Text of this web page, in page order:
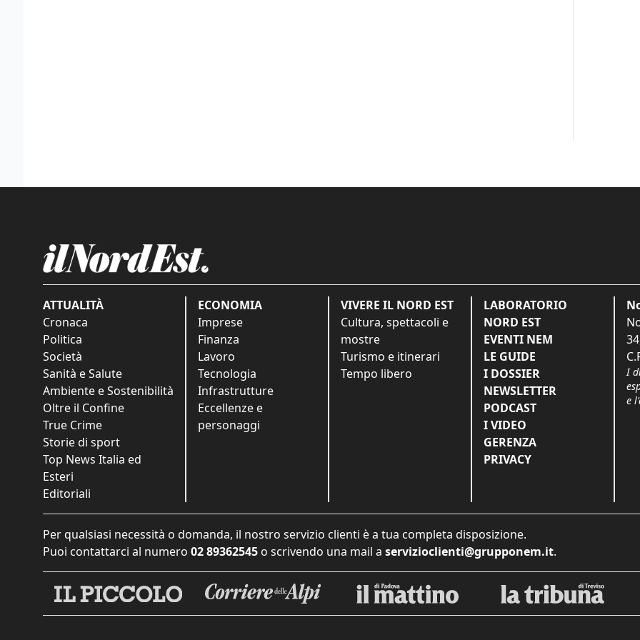
ATTUALITÀ
Cronaca
Politica
Società
Sanità e Salute
Ambiente e Sostenibilità
Oltre il Confine
True Crime
Storie di sport
Top News Italia ed
Esteri
Editoriali
ECONOMIA
Imprese
Finanza
Lavoro
Tecnologia
Infrastrutture
Eccellenze e
personaggi
VIVERE IL NORD EST
Cultura, spettacoli e
mostre
Turismo e itinerari
Tempo libero
LABORATORIO
NORD EST
EVENTI NEM
LE GUIDE
I DOSSIER
NEWSLETTER
PODCAST
I VIDEO
GERENZA
PRIVACY
I
e
Per qualsiasi necessità o domanda, il nostro servizio clienti è a tua completa disposizione.
Puoi contattarci al numero 02 89362545 o scrivendo una mail a servizioclienti@grupponem.it.